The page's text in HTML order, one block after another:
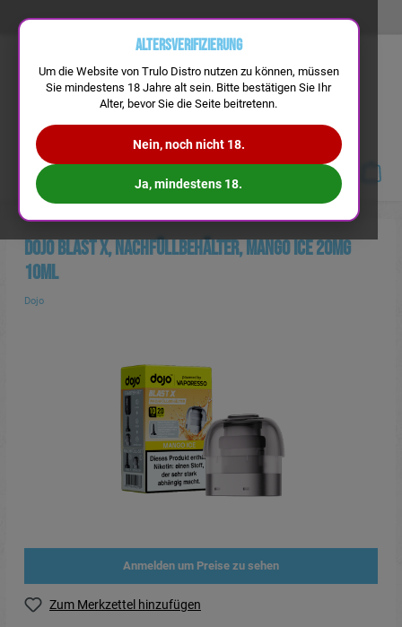
Dojo Blast X, Nachfüllbehälter, Mango Ice 20mg
10ml
Dojo
Anmelden um Preise zu sehen
Zum Merkzettel hinzufügen
Altersverifizierung
Um die Website von Trulo Distro nutzen zu können, müssen
Sie mindestens 18 Jahre alt sein. Bitte bestätigen Sie Ihr
Alter, bevor Sie die Seite beitretenn.
Nein, noch nicht 18.
Ja, mindestens 18.